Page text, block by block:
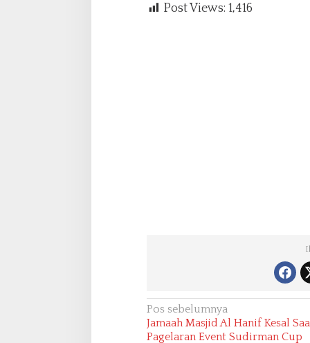
Post Views: 1,416
N
a
Pos sebelumnya
Jamaah Masjid Al Hanif Kesal
Pagelaran Event Sudirman Cup